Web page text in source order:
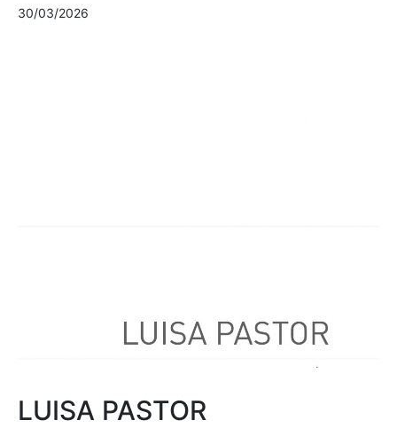
30/03/2026
LUISA PASTOR